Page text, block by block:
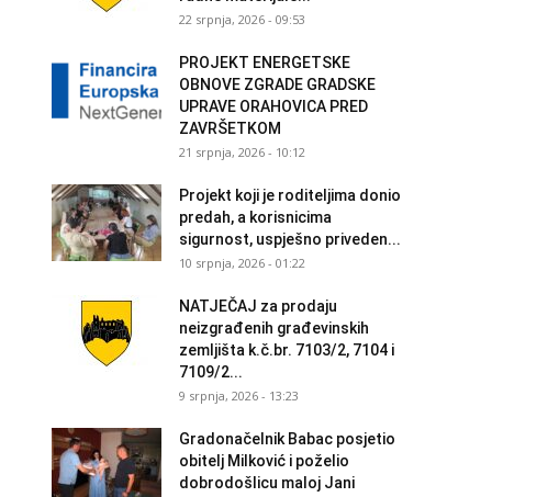
22 srpnja, 2026 - 09:53
PROJEKT ENERGETSKE
OBNOVE ZGRADE GRADSKE
UPRAVE ORAHOVICA PRED
ZAVRŠETKOM
21 srpnja, 2026 - 10:12
Projekt koji je roditeljima donio
predah, a korisnicima
sigurnost, uspješno priveden...
10 srpnja, 2026 - 01:22
NATJEČAJ za prodaju
neizgrađenih građevinskih
zemljišta k.č.br. 7103/2, 7104 i
7109/2...
9 srpnja, 2026 - 13:23
Gradonačelnik Babac posjetio
obitelj Milković i poželio
dobrodošlicu maloj Jani